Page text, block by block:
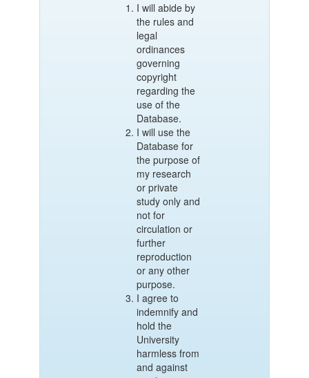
I will abide by
the rules and
legal
ordinances
governing
copyright
regarding the
use of the
Database.
I will use the
Database for
the purpose of
my research
or private
study only and
not for
circulation or
further
reproduction
or any other
purpose.
I agree to
indemnify and
hold the
University
harmless from
and against